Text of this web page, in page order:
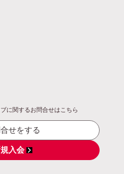
に関するお問合せはこちら
せをする
入会